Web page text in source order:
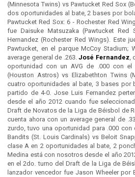
(Minnesota Twins) vs Pawtucket Red Sox
dos oportunidades al bate, 2 bases por
Pawtucket Red Sox: 6 - Rochester Red
fue Daisuke Matsuzaka (Pawtucket Red
Hernandez (Rochester Red Wings). Este
Pawtucket, en el parque McCoy Stadium;
average general de .263.José Fernandez,
oportunidad con un AVG de .000 con el
(Houston Astros) vs Elizabethton Twins
cuatro oportunidades al bate, 3 bases por
partido de 4-0. Jose Luis Fernandez
desde el año 2012 cuando fue
Draft de Novatos de la Liga de Béisbol de
cuenta ahora con un average general de
zurdo, tuvo una oportunidad para .000 con
Bandits (St. Louis Cardinals) vs Beloit
clase A en 2 oportunidades al bate, 2
Medina está con nosotros desde el año
en el 2do. turno del Draft de la Liga de
lanzador vencedor fue Jason Wheeler por